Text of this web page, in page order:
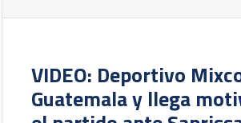
VIDEO: Deportivo
Guatemala y llega